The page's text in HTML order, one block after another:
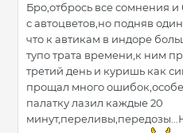
Бро,отбрось все сомнения
с автоцветов,но подняв
что к автикам в индоре
тупо трата времени,к ним
третий день и куришь как
прощал много
палатку лазил каждые 20